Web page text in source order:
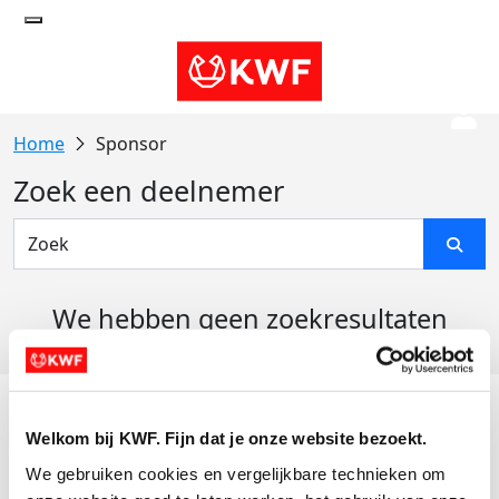
Welkom bij KWF. Fijn dat je onze website bezoekt.
We gebruiken cookies en vergelijkbare technieken om
Sponsor
Zoek een deelnemer
We hebben geen zoekresultaten
Actiematerialen
Evenementen